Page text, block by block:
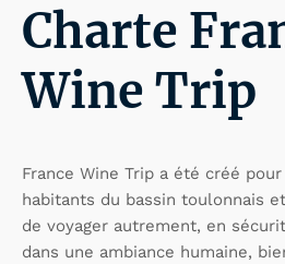
Charte
Wine Trip
France Wine Trip a été créé
habitants du bassin toulonnais
de voyager autrement, en
dans une ambiance humaine,